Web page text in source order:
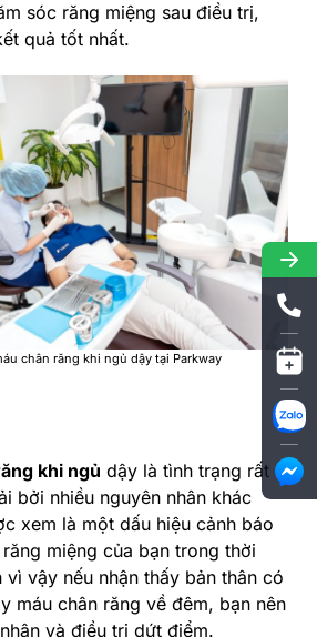
sóc răng miệng sau điều trị,
quả tốt nhất.
chân răng khi ngủ dậy tại Parkway
khi ngủ dậy là tình trạng rất
bởi nhiều nguyên nhân khác
xem là một dấu hiệu cảnh báo
miệng của bạn trong thời
vì vậy nếu nhận thấy bản thân có
máu chân răng về đêm, bạn nên
và điều trị dứt điểm.